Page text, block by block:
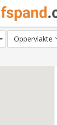
Oppervlakte